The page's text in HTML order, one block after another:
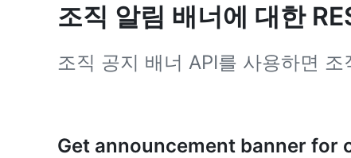
조직 알림 배너에 대한
조직 공지 배너 API를 사용하면
Get announcement banner for